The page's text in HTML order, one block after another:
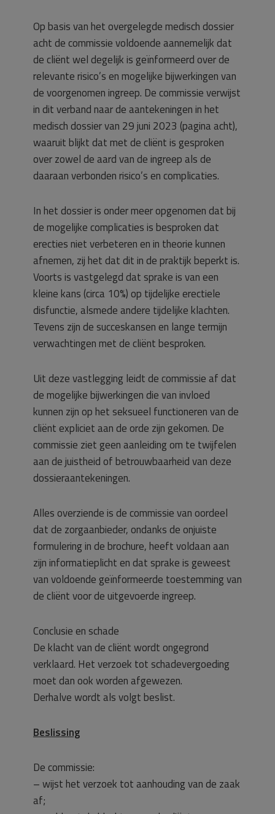
Op basis van het overgelegde medisch dossier
acht de commissie voldoende aannemelijk dat
de cliënt wel degelijk is geïnformeerd over de
relevante risico’s en mogelijke bijwerkingen van
de voorgenomen ingreep. De commissie verwijst
in dit verband naar de aantekeningen in het
medisch dossier van 29 juni 2023 (pagina acht),
waaruit blijkt dat met de cliënt is gesproken
over zowel de aard van de ingreep als de
daaraan verbonden risico’s en complicaties.
In het dossier is onder meer opgenomen dat bij
de mogelijke complicaties is besproken dat
erecties niet verbeteren en in theorie kunnen
afnemen, zij het dat dit in de praktijk beperkt is.
Voorts is vastgelegd dat sprake is van een
kleine kans (circa 10%) op tijdelijke erectiele
disfunctie, alsmede andere tijdelijke klachten.
Tevens zijn de succeskansen en lange termijn
verwachtingen met de cliënt besproken.
Uit deze vastlegging leidt de commissie af dat
de mogelijke bijwerkingen die van invloed
kunnen zijn op het seksueel functioneren van de
cliënt expliciet aan de orde zijn gekomen. De
commissie ziet geen aanleiding om te twijfelen
aan de juistheid of betrouwbaarheid van deze
dossieraantekeningen.
Alles overziende is de commissie van oordeel
dat de zorgaanbieder, ondanks de onjuiste
formulering in de brochure, heeft voldaan aan
zijn informatieplicht en dat sprake is geweest
van voldoende geïnformeerde toestemming van
de cliënt voor de uitgevoerde ingreep.
Conclusie en schade
De klacht van de cliënt wordt ongegrond
verklaard. Het verzoek tot schadevergoeding
moet dan ook worden afgewezen.
Derhalve wordt als volgt beslist.
Beslissing
De commissie:
– wijst het verzoek tot aanhouding van de zaak
af;